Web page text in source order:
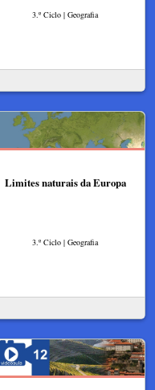
3.º Ciclo | Geografia
Limites naturais da Europa
3.º Ciclo | Geografia